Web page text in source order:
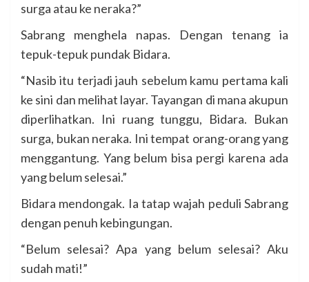
surga atau ke neraka?”
Sabrang menghela napas. Dengan tenang ia
tepuk-tepuk pundak Bidara.
“Nasib itu terjadi jauh sebelum kamu pertama kali
ke sini dan melihat layar. Tayangan di mana akupun
diperlihatkan. Ini ruang tunggu, Bidara. Bukan
surga, bukan neraka. Ini tempat orang-orang yang
menggantung. Yang belum bisa pergi karena ada
yang belum selesai.”
Bidara mendongak. Ia tatap wajah peduli Sabrang
dengan penuh kebingungan.
“Belum selesai? Apa yang belum selesai? Aku
sudah mati!”